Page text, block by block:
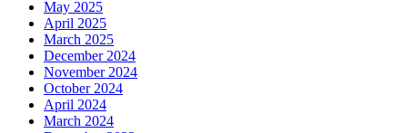
May 2025
April 2025
March 2025
December 2024
November 2024
October 2024
April 2024
March 2024